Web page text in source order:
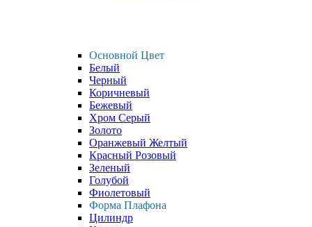
Основной Цвет
Белый
Черный
Коричневый
Бежевый
Хром Серый
Золото
Оранжевый Желтый
Красный Розовый
Зеленый
Голубой
Фиолетовый
Форма Плафона
Цилиндр